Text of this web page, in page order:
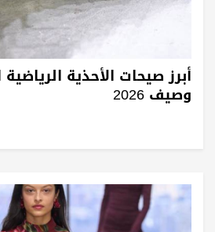
أبرز صيحات الأحذية الرياضية
وصيف 2026